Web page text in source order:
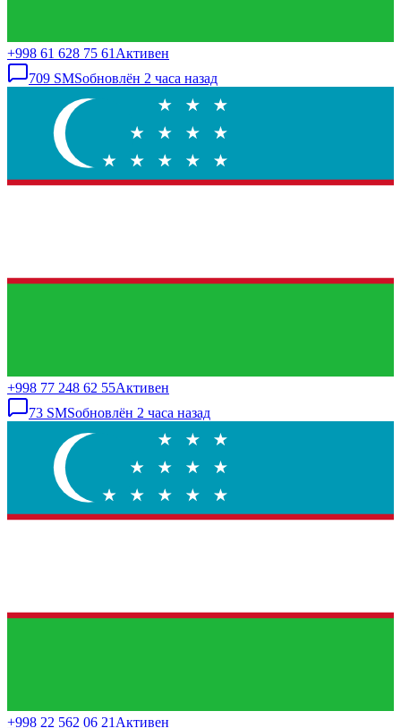
+998 61 628 75 61 Активен
709 SMSобновлён 2 часа назад
+998 77 248 62 55Активен
73 SMSобновлён 2 часа назад
+998 22 562 06 21 Активен